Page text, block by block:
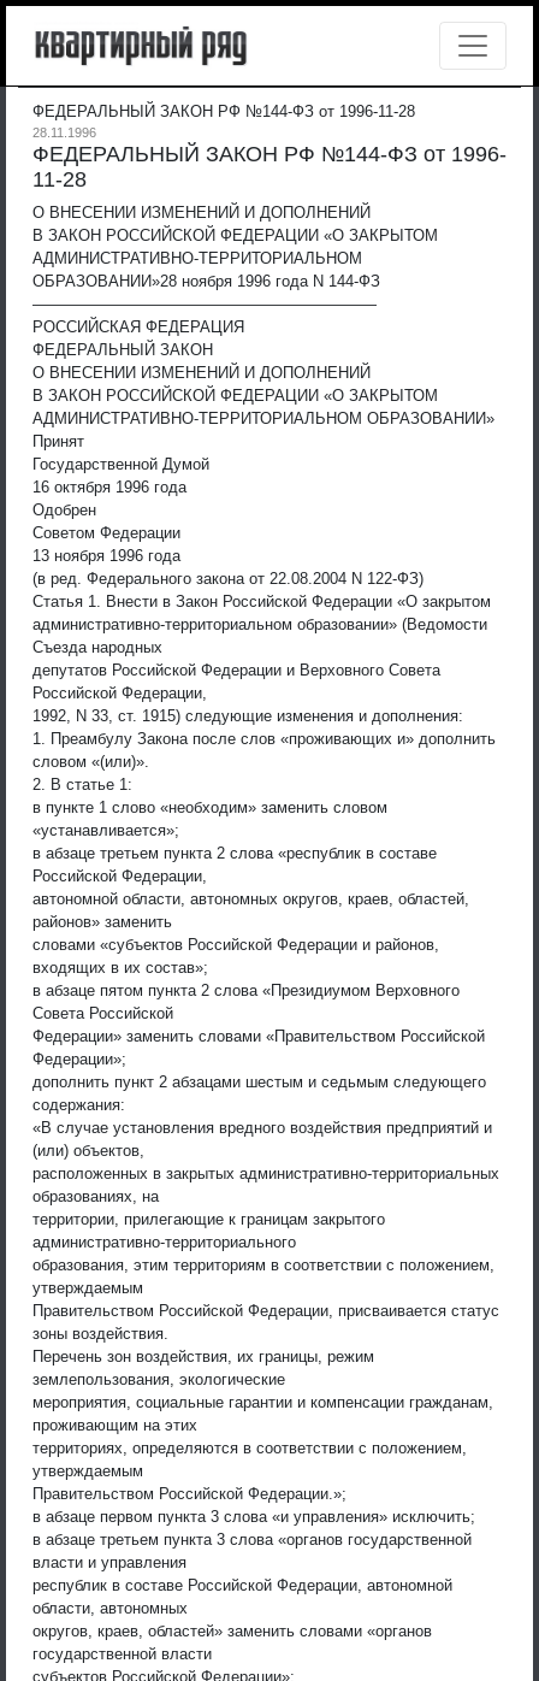
ФЕДЕРАЛЬНЫЙ ЗАКОН РФ №144-ФЗ от 1996-11-28
28.11.1996
ФЕДЕРАЛЬНЫЙ ЗАКОН РФ №144-ФЗ от 1996-
11-28
О ВНЕСЕНИИ ИЗМЕНЕНИЙ И ДОПОЛНЕНИЙ
В ЗАКОН РОССИЙСКОЙ ФЕДЕРАЦИИ «О ЗАКРЫТОМ
АДМИНИСТРАТИВНО-ТЕРРИТОРИАЛЬНОМ
ОБРАЗОВАНИИ»28 ноября 1996 года N 144-ФЗ
——————————————————————
РОССИЙСКАЯ ФЕДЕРАЦИЯ
ФЕДЕРАЛЬНЫЙ ЗАКОН
О ВНЕСЕНИИ ИЗМЕНЕНИЙ И ДОПОЛНЕНИЙ
В ЗАКОН РОССИЙСКОЙ ФЕДЕРАЦИИ «О ЗАКРЫТОМ
АДМИНИСТРАТИВНО-ТЕРРИТОРИАЛЬНОМ ОБРАЗОВАНИИ»
Принят
Государственной Думой
16 октября 1996 года
Одобрен
Советом Федерации
13 ноября 1996 года
(в ред. Федерального закона от 22.08.2004 N 122-ФЗ)
Статья 1. Внести в Закон Российской Федерации «О закрытом
административно-территориальном образовании» (Ведомости
Съезда народных
депутатов Российской Федерации и Верховного Совета
Российской Федерации,
1992, N 33, ст. 1915) следующие изменения и дополнения:
1. Преамбулу Закона после слов «проживающих и» дополнить
словом «(или)».
2. В статье 1:
в пункте 1 слово «необходим» заменить словом
«устанавливается»;
в абзаце третьем пункта 2 слова «республик в составе
Российской Федерации,
автономной области, автономных округов, краев, областей,
районов» заменить
словами «субъектов Российской Федерации и районов,
входящих в их состав»;
в абзаце пятом пункта 2 слова «Президиумом Верховного
Совета Российской
Федерации» заменить словами «Правительством Российской
Федерации»;
дополнить пункт 2 абзацами шестым и седьмым следующего
содержания:
«В случае установления вредного воздействия предприятий и
(или) объектов,
расположенных в закрытых административно-территориальных
образованиях, на
территории, прилегающие к границам закрытого
административно-территориального
образования, этим территориям в соответствии с положением,
утверждаемым
Правительством Российской Федерации, присваивается статус
зоны воздействия.
Перечень зон воздействия, их границы, режим
землепользования, экологические
мероприятия, социальные гарантии и компенсации гражданам,
проживающим на этих
территориях, определяются в соответствии с положением,
утверждаемым
Правительством Российской Федерации.»;
в абзаце первом пункта 3 слова «и управления» исключить;
в абзаце третьем пункта 3 слова «органов государственной
власти и управления
республик в составе Российской Федерации, автономной
области, автономных
округов, краев, областей» заменить словами «органов
государственной власти
субъектов Российской Федерации»;